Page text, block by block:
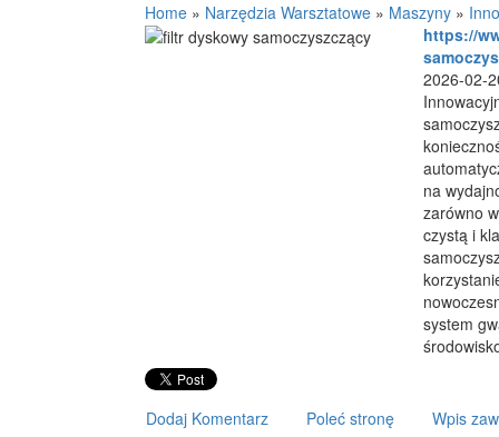
Home » Narzędzia Warsztatowe » Maszyny »
https://
2026-02-
na
zarówno
czystą i
system
Dodaj Komentarz Poleć stronę Wpis